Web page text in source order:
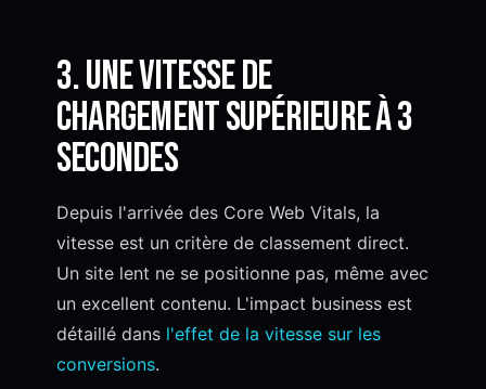
3. Une vitesse de
chargement supérieure à 3
secondes
Depuis l'arrivée des Core Web Vitals, la
vitesse est un critère de classement direct.
Un site lent ne se positionne pas, même avec
un excellent contenu. L'impact business est
détaillé dans l'effet de la vitesse sur les
conversions.